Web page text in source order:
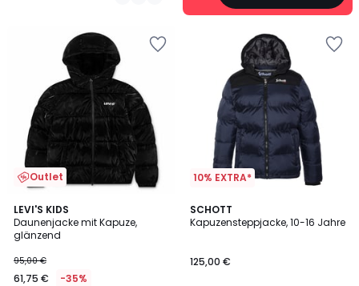
Outlet
LEVI'S KIDS
Daunenjacke mit Kapuze,
glänzend
95,00 €
61,75 € -35%
5
/
5
10% EXTRA*
SCHOTT
Kapuzensteppjacke, 10-16 Jahre
125,00 €
4,4
/ 5
2
Farben